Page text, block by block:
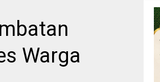
Warga